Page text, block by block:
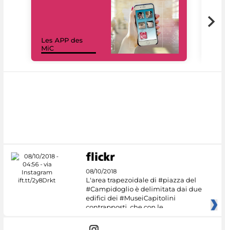
Les APP des
MiC
08/10/2018
L'area trapezoidale di #piazza del
#Campidoglio è delimitata dai due
edifici dei #MuseiCapitolini
contrapposti, che con le